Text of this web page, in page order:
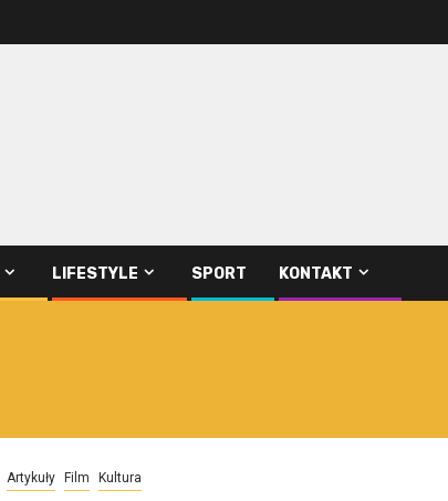
LIFESTYLE SPORT KONTAKT
Artykuły Film Kultura